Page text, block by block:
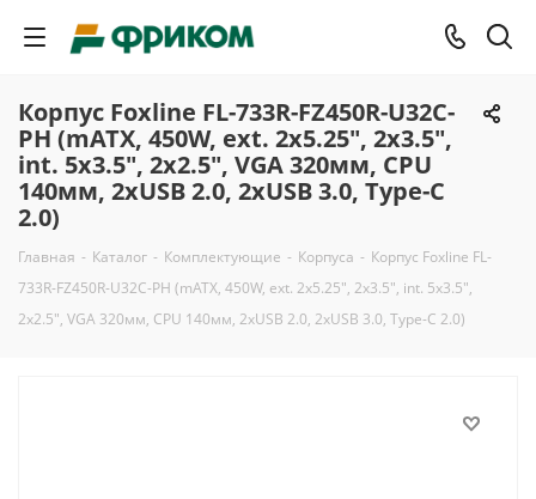
Корпус Foxline FL-733R-FZ450R-U32C-
PH (mATX, 450W, ext. 2x5.25", 2x3.5",
int. 5x3.5", 2x2.5", VGA 320мм, CPU
140мм, 2xUSB 2.0, 2xUSB 3.0, Type-C
2.0)
Главная - Каталог - Комплектующие - Корпуса - Корпус Foxline FL-
733R-FZ450R-U32C-PH (mATX, 450W, ext. 2x5.25", 2x3.5", int. 5x3.5",
2x2.5", VGA 320мм, CPU 140мм, 2xUSB 2.0, 2xUSB 3.0, Type-C 2.0)